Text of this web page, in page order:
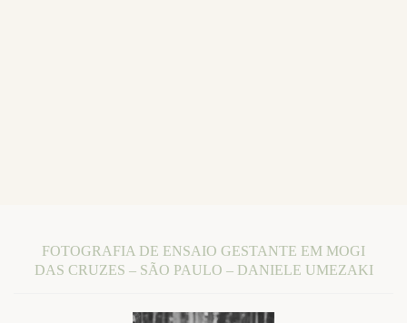
FOTOGRAFIA DE ENSAIO GESTANTE EM MOGI
DAS CRUZES – SÃO PAULO – DANIELE UMEZAKI